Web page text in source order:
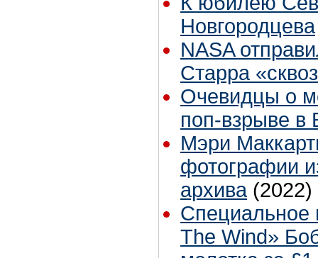
Новгородцева
NASA
Старра
Очевидцы о
поп-взрыве в
Мэри
фотографии
архива (2022)
Специальное
The Wind»